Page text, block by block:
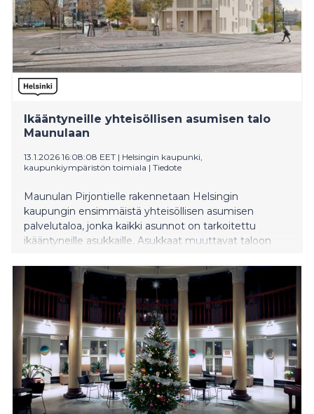
Ikääntyneille yhteisöllisen asumisen talo
Maunulaan
13.1.2026 16:08:08 EET | Helsingin kaupunki,
kaupunkiympäristön toimiala | Tiedote
Maunulan Pirjontielle rakennetaan Helsingin
kaupungin ensimmäistä yhteisöllisen asumisen
palvelutaloa, jonka kaikki asunnot on tarkoitettu
ikääntyneille asukkaille. Asukkaat muuttavat taloon